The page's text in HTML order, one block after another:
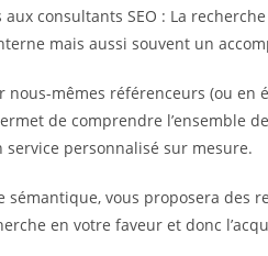
consultants SEO : La
mais aussi souvent un
mêmes référenceurs (ou
de comprendre
personnalisé sur mesure.
vous proposera des
en votre faveur et donc